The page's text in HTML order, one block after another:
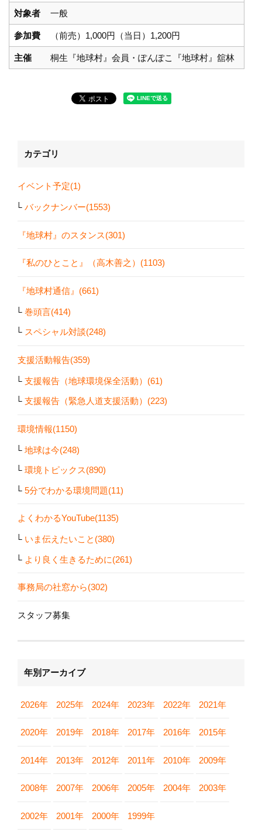
対象者 一般
参加費 （前売）1,000円（当日）1,200円
主催 桐生『地球村』会員・ぽんぽこ『地球村』舘林
カテゴリ
イベント予定(1)
バックナンバー(1553)
『地球村』のスタンス(301)
『私のひとこと』（高木善之）(1103)
『地球村通信』(661)
巻頭言(414)
スペシャル対談(248)
支援活動報告(359)
支援報告（地球環境保全活動）(61)
支援報告（緊急人道支援活動）(223)
環境情報(1150)
地球は今(248)
環境トピックス(890)
5分でわかる環境問題(11)
よくわかるYouTube(1135)
いま伝えたいこと(380)
より良く生きるために(261)
事務局の社窓から(302)
スタッフ募集
年別アーカイブ
2026年 2025年 2024年 2023年 2022年 2021年
2020年 2019年 2018年 2017年 2016年 2015年
2014年 2013年 2012年 2011年 2010年 2009年
2008年 2007年 2006年 2005年 2004年 2003年
2002年 2001年 2000年 1999年